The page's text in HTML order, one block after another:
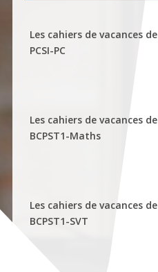
Les cahiers de vacances de
PCSI-PC
Les cahiers de vacances de
BCPST1-Maths
Les cahiers de vacances de
BCPST1-SVT